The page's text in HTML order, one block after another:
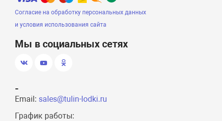
Согласие на обработку персональных данных
и условия использования сайта
Мы в социальных сетях
-
Email: sales@tulin-lodki.ru
График работы: